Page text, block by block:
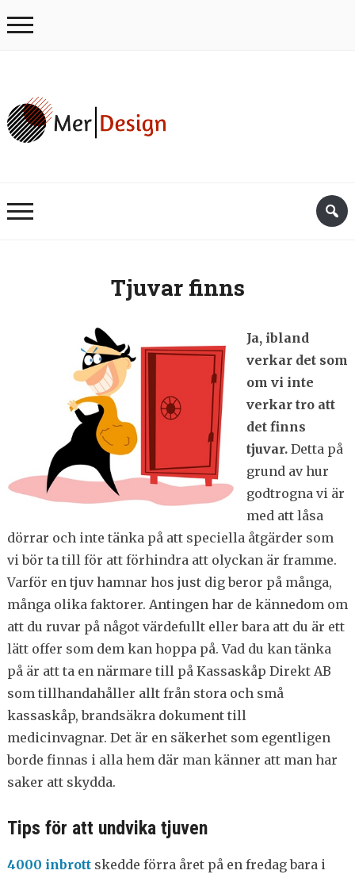
Tjuvar finns
Ja, ibland
verkar det som
om vi inte
verkar tro att
det finns
tjuvar.Detta på
grund av hur
godtrogna vi är
med att låsa
dörrar och inte tänka på att speciella åtgärder som
vi bör ta till för att förhindra att olyckan är framme.
Varför en tjuv hamnar hos just dig beror på många,
många olika faktorer. Antingen har de kännedom om
att du ruvar på något värdefullt eller bara att du är ett
lätt offer som dem kan hoppa på. Vad du kan tänka
på är att ta en närmare till på Kassaskåp Direkt AB
som tillhandahåller allt från stora och små
kassaskåp, brandsäkra dokument till
medicinvagnar. Det är en säkerhet som egentligen
borde finnas i alla hem där man känner att man har
saker att skydda.
Tips för att undvika tjuven
4000 inbrottskedde förra året på en fredag bara i